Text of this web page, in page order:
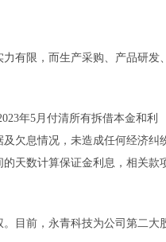
有限，而生产采购、产品研发、
年5月付清所有拆借本金和利
欠息情况，未造成任何经济纠
天数计算保证金利息，相关款
目前，永青科技为公司第二大